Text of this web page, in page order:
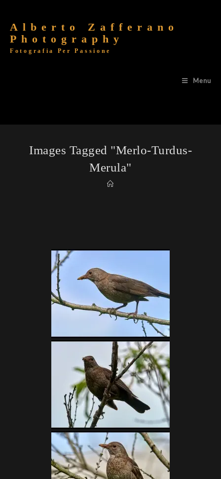
Alberto Zafferano
Photography
Fotografia Per Passione
Menu
Images Tagged "merlo-Turdus-
Merula"